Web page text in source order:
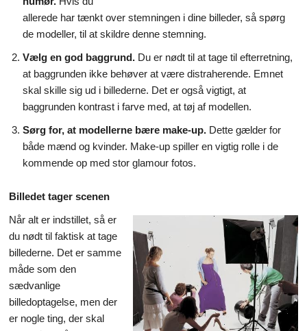
allerede har tænkt over stemningen i dine billeder, så spørg
de modeller, til at skildre denne stemning.
Vælg en god baggrund. Du er nødt til at tage til efterretning,
at baggrunden ikke behøver at være distraherende. Emnet
skal skille sig ud i billederne. Det er også vigtigt, at
baggrunden kontrast i farve med, at tøj af modellen.
Sørg for, at modellerne bære make-up. Dette gælder for
både mænd og kvinder. Make-up spiller en vigtig rolle i de
kommende op med stor glamour fotos.
Billedet tager scenen
Når alt er indstillet, så er
du nødt til faktisk at tage
billederne. Det er samme
måde som den
sædvanlige
billedoptagelse, men der
er nogle ting, der skal